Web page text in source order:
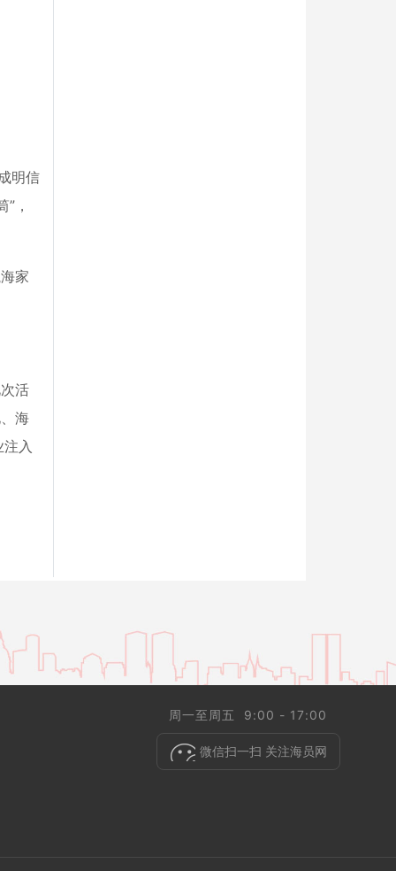
明信
，
家
活
海
入
周一至周五 9:00 - 17:00
微信扫一扫 关注海员网